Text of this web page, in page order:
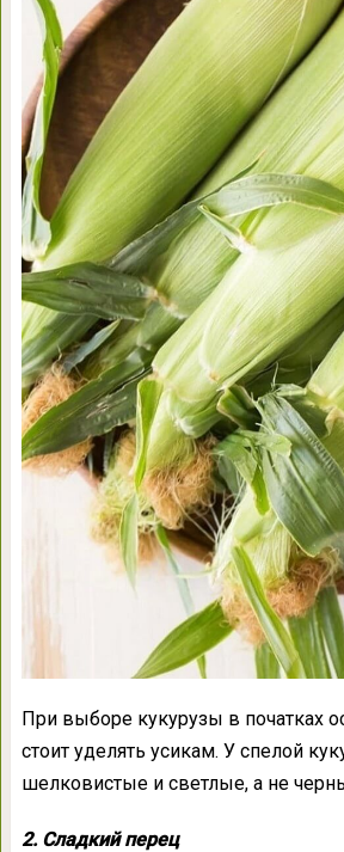
При выборе кукурузы в початках
стоит уделять усикам. У спелой
шелковистые и светлые, а не
2. Сладкий перец